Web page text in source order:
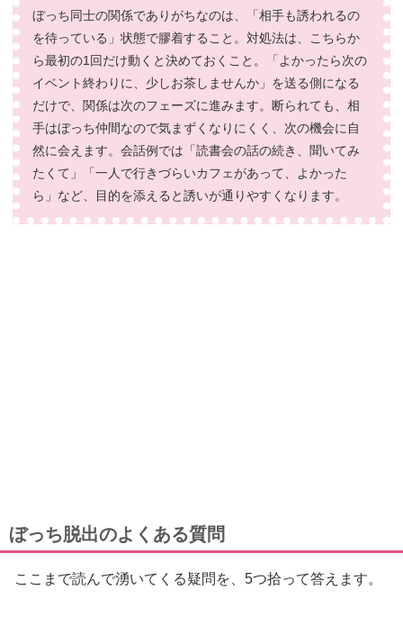
ぼっち同士の関係でありがちなのは、「相手も誘われるの
を待っている」状態で膠着すること。対処法は、こちらか
ら最初の1回だけ動くと決めておくこと。「よかったら次の
イベント終わりに、少しお茶しませんか」を送る側になる
だけで、関係は次のフェーズに進みます。断られても、相
手はぼっち仲間なので気まずくなりにくく、次の機会に自
然に会えます。会話例では「読書会の話の続き、聞いてみ
たくて」「一人で行きづらいカフェがあって、よかった
ら」など、目的を添えると誘いが通りやすくなります。
ぼっち脱出のよくある質問
ここまで読んで湧いてくる疑問を、5つ拾って答えます。